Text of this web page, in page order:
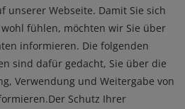
unserer Webseite. Damit Sie sich
fühlen, möchten wir Sie über
informieren. Die folgenden
sind dafür gedacht, Sie über die
Verwendung und Weitergabe von
Schutz Ihrer